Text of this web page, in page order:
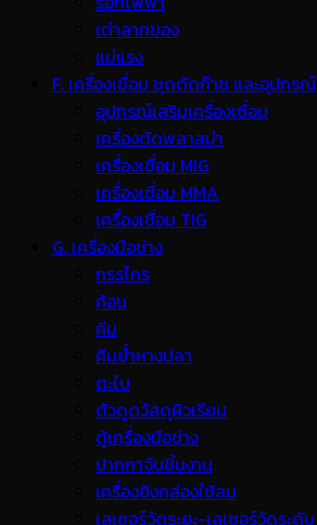
เต่าลากของ
แม่แรง
F. เครื่องเชื่อม ชุดตัดก๊าซ และอุปกรณ์
อุปกรณ์เสริมเครื่องเชื่อม
เครื่องตัดพลาสม่า
เครื่องเชื่อม MIG
เครื่องเชื่อม MMA
เครื่องเชื่อม TIG
G. เครื่องมือช่าง
กรรไกร
ค้อน
คีม
คีมย้ำหางปลา
ตะไบ
ตัวดูดวัสดุผิวเรียบ
ตู้เครื่องมือช่าง
ปากกาจับชิ้นงาน
เครื่องยิงกล่องใช้ลม
เลเซอร์วัดระยะ-เลเซอร์วัดระดับ